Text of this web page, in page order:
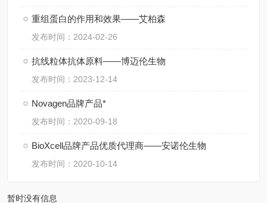
重组蛋白的作用和效果——艾柏森
发布时间：2024-02-26
抗线粒体抗体原料——博迈伦生物
发布时间：2023-12-14
Novagen品牌产品*
发布时间：2020-09-18
BioXcell品牌产品优质代理商——安诺伦生物
发布时间：2020-10-14
暂时没有信息